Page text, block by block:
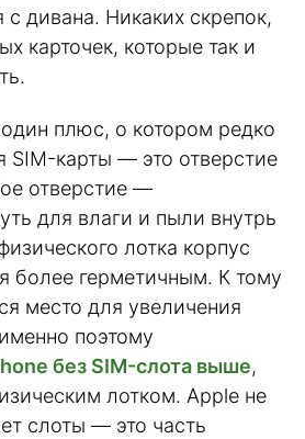
с дивана. Никаких скрепок,
карточек, которые так и
плюс, о котором редко
SIM-карты — это отверстие
отверстие —
для влаги и пыли внутрь
лотка корпус
более герметичным. К тому
место для увеличения
поэтому
без SIM-слота выше,
лотком. Apple не
слоты — это часть